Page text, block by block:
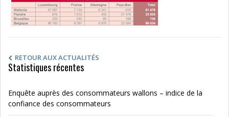
RETOUR AUX ACTUALITÉS
Statistiques récentes
Enquête auprès des consommateurs wallons – indice de la
confiance des consommateurs